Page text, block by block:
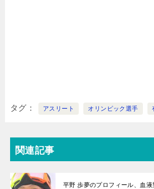
タグ アスリート オリンピック選手
関連記事
平野 歩夢のプロフィール、血液